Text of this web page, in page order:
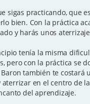
sigas practicando, que
bien. Con la práctica
y harás unos
tenía la misma
pero con la práctica se
también te costará
aterrizar en el centro de
del aprendizaje.